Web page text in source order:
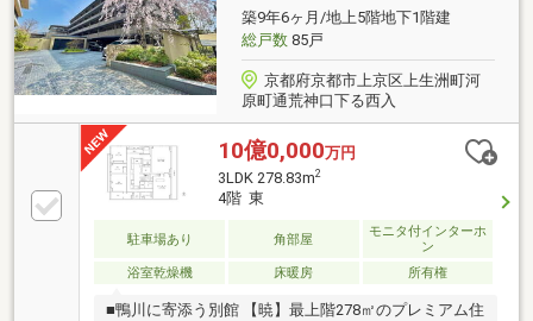
望のお問い合わせをください。築9年6ヶ月/地上5階地下1階建
総戸数85戸
京都府京都市上京区上生洲町河
原町通荒神口下る西入
10億0,000万円
3LDK 278.83m2
4階 東
駐車場あり 角部屋
モニタ付インターホ
ン
浴室乾燥機
床暖房 所有権
■鴨川に寄添う別館 【暁】最上階278㎡のプレミアム住